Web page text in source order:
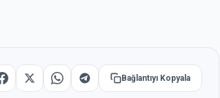
Bağlantıyı Kopyala